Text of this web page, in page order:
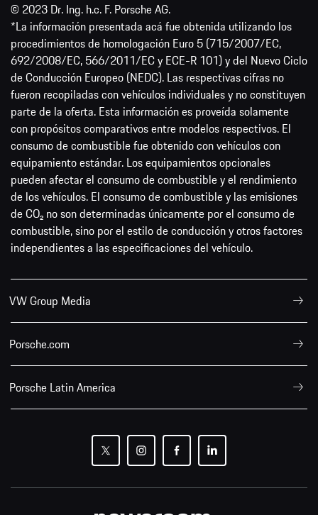
© 2023 Dr. Ing. h.c. F. Porsche AG.
*La información presentada acá fue obtenida utilizando los
procedimientos de homologación Euro 5 (715/2007/EC,
692/2008/EC, 566/2011/EC y ECE-R 101) y del Nuevo Ciclo
de Conducción Europeo (NEDC). Las respectivas cifras no
fueron recopiladas con vehículos individuales y no constituyen
parte de la oferta. Esta información es proveída solamente
con propósitos comparativos entre modelos respectivos. El
consumo de combustible fue obtenido con vehículos con
equipamiento estándar. Los equipamientos opcionales
pueden afectar el consumo de combustible y el rendimiento
de los vehículos. El consumo de combustible y las emisiones
de CO₂ no son determinadas únicamente por el consumo de
combustible, sino por el estilo de conducción y otros factores
independientes a las especificaciones del vehículo.
VW Group Media
Porsche.com
Porsche Latin America